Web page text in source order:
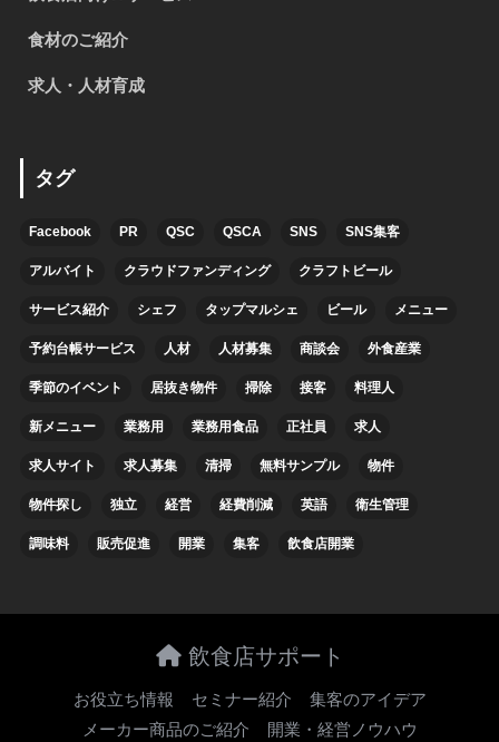
食材のご紹介
求人・人材育成
タグ
Facebook PR QSC QSCA SNS SNS集客
アルバイト クラウドファンディング クラフトビール
サービス紹介 シェフ タップマルシェ ビール メニュー
予約台帳サービス 人材 人材募集 商談会 外食産業
季節のイベント 居抜き物件 掃除 接客 料理人
新メニュー 業務用 業務用食品 正社員 求人
求人サイト 求人募集 清掃 無料サンプル 物件
物件探し 独立 経営 経費削減 英語 衛生管理
調味料 販売促進 開業 集客 飲食店開業
飲食店サポート
お役立ち情報 セミナー紹介
集客のアイデア
メーカー商品のご紹介
開業・経営ノウハウ